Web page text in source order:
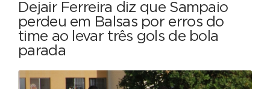
Dejair Ferreira diz que Sampaio
perdeu em Balsas por erros do
time ao levar três gols de bola
parada